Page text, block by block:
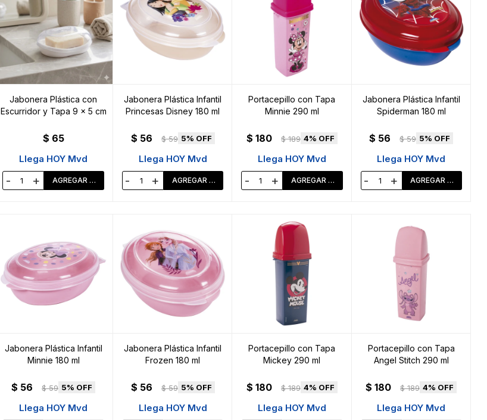
Jabonera Plástica con
Escurridor y Tapa 9 x 5 cm
$ 65
Llega HOY Mvd
- +
Jabonera Plástica Infantil
Princesas Disney 180 ml
$ 56 $ 59 5
Llega HOY Mvd
- +
Portacepillo con Tapa
Minnie 290 ml
$ 180 $ 189 4
Llega HOY Mvd
- +
Jabonera Plástica Infantil
Spiderman 180 ml
$ 56 $ 59 5
Llega HOY Mvd
- +
Jabonera Plástica Infantil
Minnie 180 ml
$ 56 $ 59 5
Llega HOY Mvd
Jabonera Plástica Infantil
Frozen 180 ml
$ 56 $ 59 5
Llega HOY Mvd
Portacepillo con Tapa
Mickey 290 ml
$ 180 $ 189 4
Llega HOY Mvd
Portacepillo con Tapa
Angel Stitch 290 ml
$ 180 $ 189 4
Llega HOY Mvd